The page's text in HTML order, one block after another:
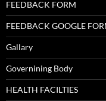
FEEDBACK FORM
FEEDBACK GOOGLE
Gallary
Governining Body
HEALTH FACILTIES